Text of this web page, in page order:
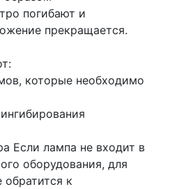
погибают и
прекращается.
которые необходимо
Если лампа не входит в
оборудования, для
к